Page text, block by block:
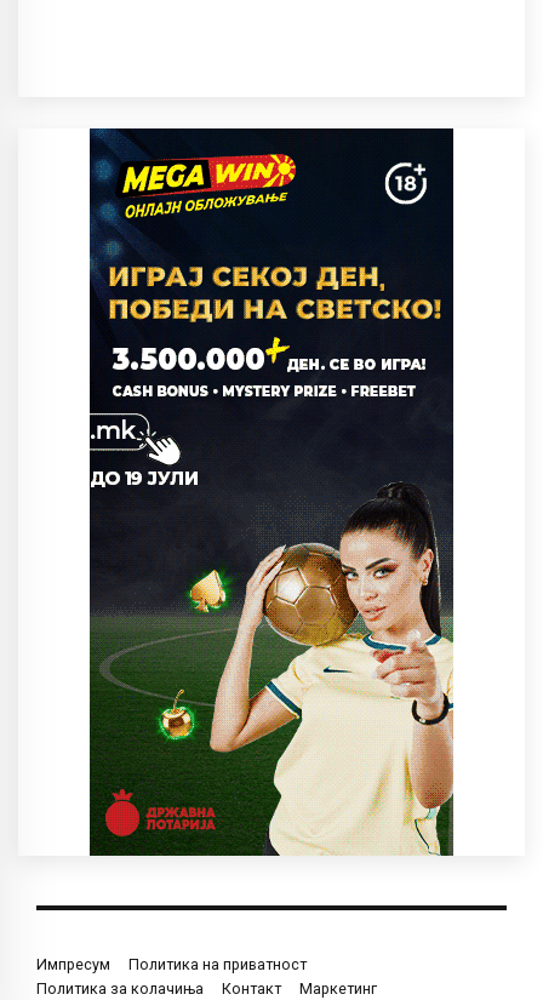
Импресум
Политика на приватност
Политика за колачиња
Контакт Маркетинг